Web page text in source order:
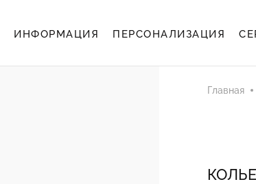
ИНФОРМАЦИЯ ПЕРСОНАЛИЗАЦИЯ
Главная